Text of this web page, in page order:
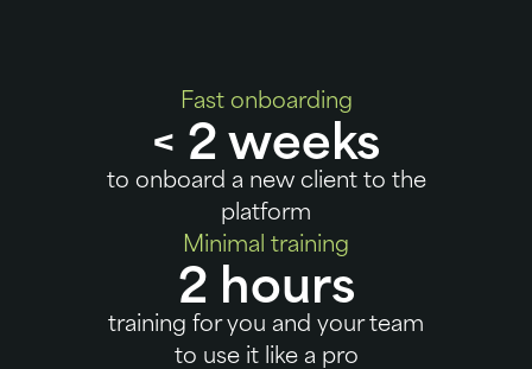
Fast onboarding
< 2 weeks
to onboard a new client to the
platform
Minimal training
2 hours
training for you and your team
to use it like a pro